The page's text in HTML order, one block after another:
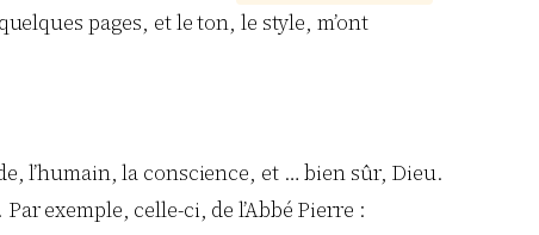
pages, et le ton, le style, m’ont
l’humain, la conscience, et … bien sûr, Dieu.
exemple, celle-ci, de l’Abbé Pierre :